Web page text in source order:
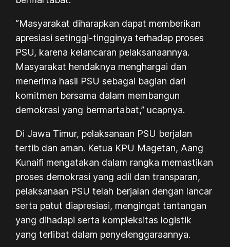
“Masyarakat diharapkan dapat memberikan
apresiasi setinggi-tingginya terhadap proses
PSU, karena kelancaran pelaksanaannya.
Masyarakat hendaknya menghargai dan
menerima hasil PSU sebagai bagian dari
komitmen bersama dalam membangun
demokrasi yang bermartabat,” ucapnya.
Di Jawa Timur, pelaksanaan PSU berjalan
tertib dan aman. Ketua KPU Magetan, Aang
Kunaifi mengatakan dalam rangka memastikan
proses demokrasi yang adil dan transparan,
pelaksanaan PSU telah berjalan dengan lancar
serta patut diapresiasi, mengingat tantangan
yang dihadapi serta kompleksitas logistik
yang terlibat dalam penyelenggaraannya.